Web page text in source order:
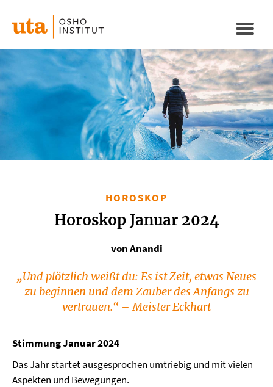
zum
Inhalt
HOROSKOP
Horoskop Januar 2024
von Anandi
„Und plötzlich weißt du: Es ist Zeit, etwas Neues
zu beginnen und dem Zauber des Anfangs zu
vertrauen.“ – Meister Eckhart
Stimmung Januar 2024
Das Jahr startet ausgesprochen umtriebig und mit vielen
Aspekten und Bewegungen.